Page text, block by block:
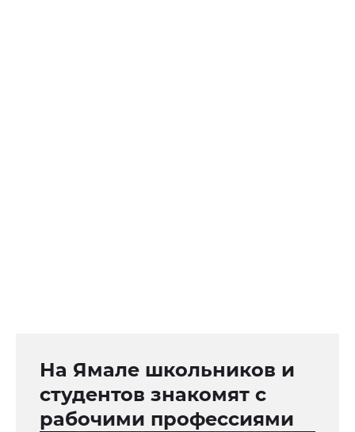
На Ямале школьников и
студентов знакомят с
рабочими профессиями